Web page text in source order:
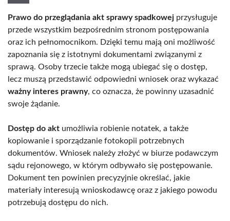
Prawo do przeglądania akt sprawy spadkowej przysługuje
przede wszystkim bezpośrednim stronom postępowania
oraz ich pełnomocnikom. Dzięki temu mają oni możliwość
zapoznania się z istotnymi dokumentami związanymi z
sprawą. Osoby trzecie także mogą ubiegać się o dostęp,
lecz muszą przedstawić odpowiedni wniosek oraz wykazać
ważny interes prawny, co oznacza, że powinny uzasadnić
swoje żądanie.
Dostęp do akt umożliwia robienie notatek, a także
kopiowanie i sporządzanie fotokopii potrzebnych
dokumentów. Wniosek należy złożyć w biurze podawczym
sądu rejonowego, w którym odbywało się postępowanie.
Dokument ten powinien precyzyjnie określać, jakie
materiały interesują wnioskodawcę oraz z jakiego powodu
potrzebują dostępu do nich.